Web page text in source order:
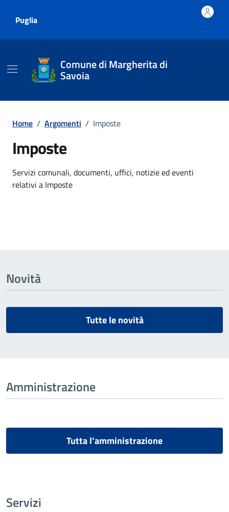
Puglia
Comune di Margherita di
Savoia
Home / Argomenti / Imposte
Imposte
Dettagli dell'argomento
Servizi comunali, documenti, uffici, notizie ed eventi
relativi a Imposte
Novità
Tutte le novità
Amministrazione
Tutta l’amministrazione
Servizi